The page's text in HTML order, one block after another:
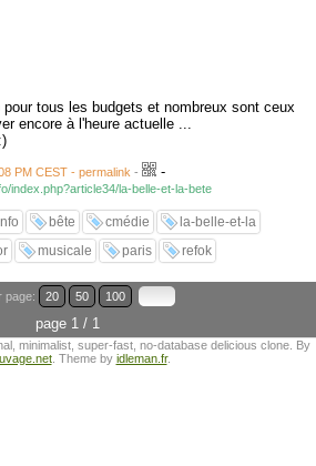
pour tous les budgets et nombreux sont ceux
encore à l'heure actuelle ...
PM CEST - permalink - -
index.php?article34/la-belle-et-la-bete
bête cmédie
la-belle-et-la
musicale paris refok
page: 20 50 100
page 1 / 1
minimalist, super-fast, no-database delicious clone. By
. Theme by idleman.fr.